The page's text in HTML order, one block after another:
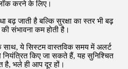
करने के लिए।
बढ़ जाती है बल्कि सुरक्षा का स्तर भी बढ़
की संभावना कम होती है।
ये सिस्टम वास्तविक समय में अलर्ट
किए जा सकते हैं, यह सुनिश्चित
है, भले ही आप दूर हों।